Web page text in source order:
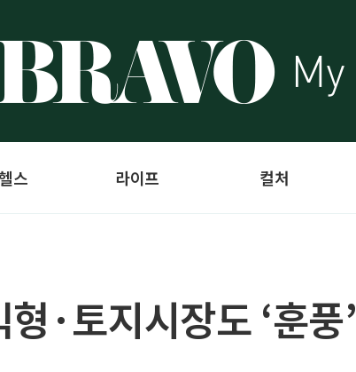
스 라이프 컬처
·토지시장도 ‘훈풍’